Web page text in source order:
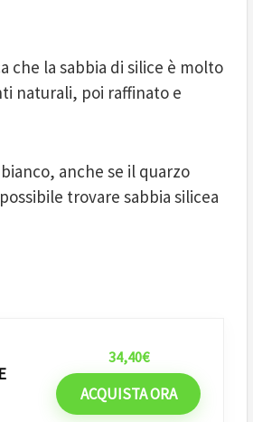
che la sabbia di silice è molto
naturali, poi raffinato e
anche se il quarzo
trovare sabbia silicea
34,40€
ACQUISTA ORA